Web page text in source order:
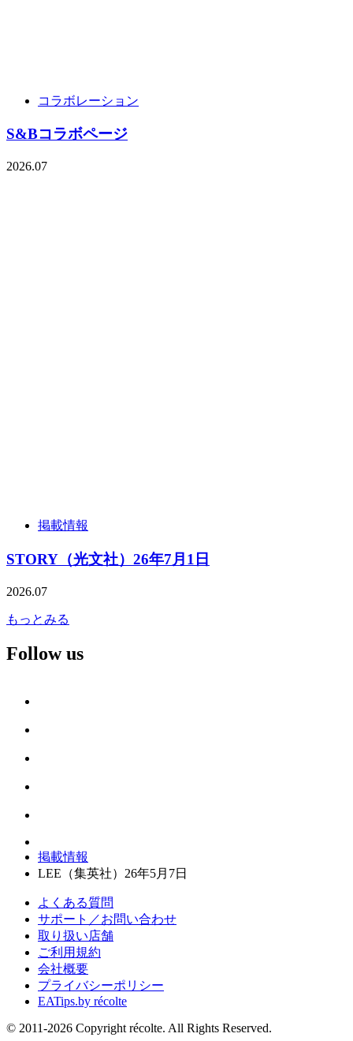
コラボレーション
S&Bコラボページ
2026.07
掲載情報
STORY（光文社）26年7月1日
2026.07
もっとみる
Follow us
掲載情報
LEE（集英社）26年5月7日
よくある質問
サポート／お問い合わせ
取り扱い店舗
ご利用規約
会社概要
プライバシーポリシー
EATips.by récolte
© 2011-2026 Copyright récolte. All Rights Reserved.